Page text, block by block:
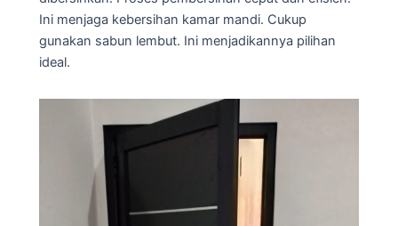
Ini menjaga kebersihan kamar mandi. Cukup
gunakan sabun lembut. Ini menjadikannya pilihan
ideal.